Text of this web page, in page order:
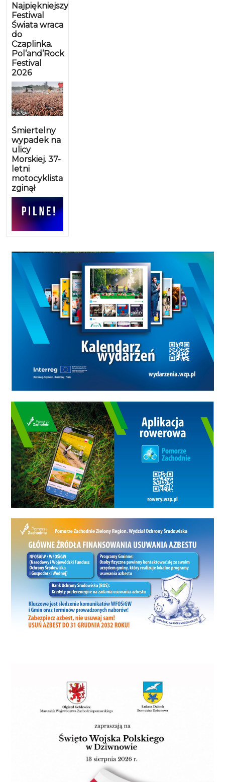
Najpiękniejszy
Festiwal
Świata wraca
do
Czaplinka.
Pol’and’Rock
Festival
2026
Śmiertelny
wypadek na
ulicy
Morskiej. 37-
letni
motocyklista
zginął